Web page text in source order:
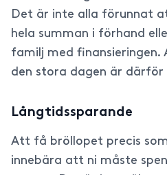
Det är inte alla förunnat
hela summan i förhand
familj med finansieringen.
den stora dagen är
Långtidssparande
Att få bröllopet precis
innebära att ni måste